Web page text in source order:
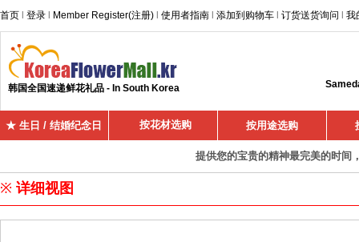
首页 登录 Member Register(注册) 使用者指南 添加到购物车 订货送货询问 我
韩国全国速递鲜花礼品 - In South Korea
★ 生日 / 结婚纪念日 按花材选购 按用途选购
提供您的宝贵的精神最完美的时间
※ 详细视图